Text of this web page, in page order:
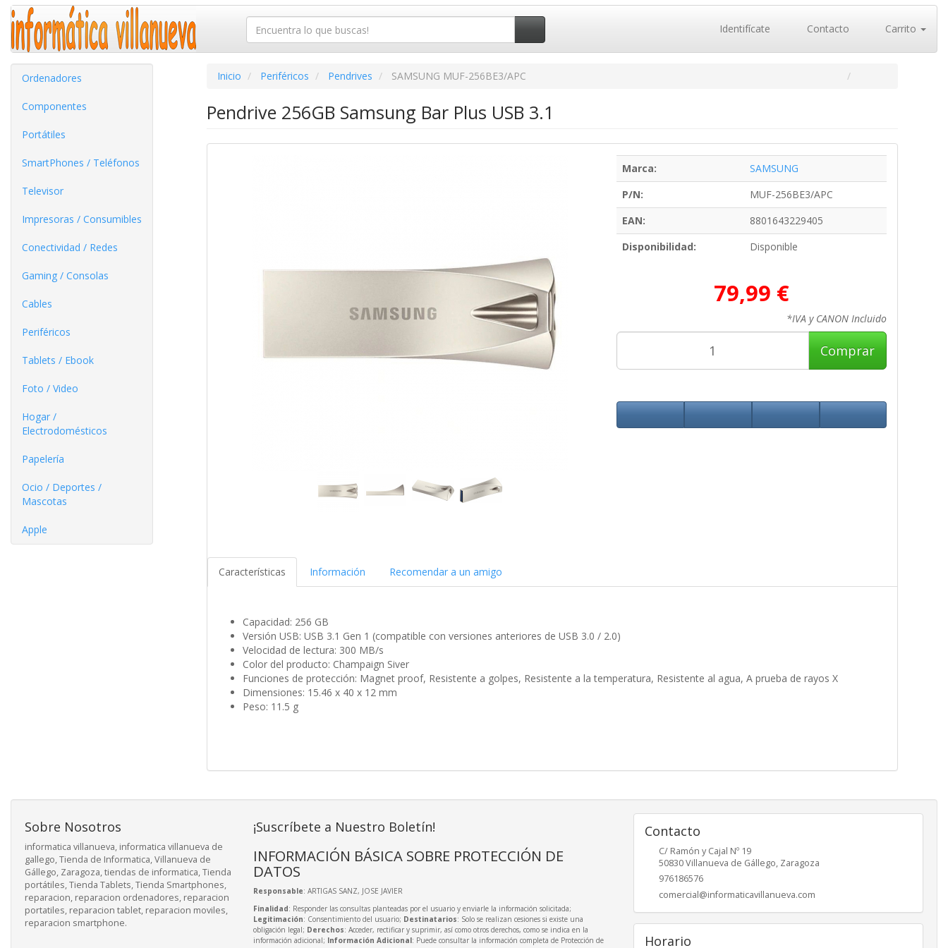
Identifícate Contacto Carrito
Ordenadores
Componentes
Portátiles
SmartPhones / Teléfonos
Televisor
Impresoras / Consumibles
Conectividad / Redes
Gaming / Consolas
Cables
Periféricos
Tablets / Ebook
Foto / Video
Hogar /
Electrodomésticos
Papelería
Ocio / Deportes /
Mascotas
Apple
Inicio Periféricos Pendrives SAMSUNG MUF-256BE3/APC
Pendrive 256GB Samsung Bar Plus USB 3.1
Marca:
SAMSUNG
P/N:
MUF-256BE3/APC
EAN:
8801643229405
Disponibilidad:
Disponible
79,99 €
*IVA y CANON Incluido
Comprar
Características Información Recomendar a un amigo
Capacidad: 256 GB
Versión USB: USB 3.1 Gen 1 (compatible con versiones anteriores de USB 3.0 / 2.0)
Velocidad de lectura: 300 MB/s
Color del producto: Champaign Siver
Funciones de protección: Magnet proof, Resistente a golpes, Resistente a la temperatura, Resistente al agua, A prueba de rayos X
Dimensiones: 15.46 x 40 x 12 mm
Peso: 11.5 g
Sobre Nosotros
informatica villanueva, informatica villanueva de
gallego, Tienda de Informatica, Villanueva de
Gállego, Zaragoza, tiendas de informatica, Tienda
portátiles, Tienda Tablets, Tienda Smartphones,
reparacion, reparacion ordenadores, reparacion
portatiles, reparacion tablet, reparacion moviles,
reparacion smartphone.
¡Suscríbete a Nuestro Boletín!
INFORMACIÓN BÁSICA SOBRE PROTECCIÓN DE
DATOS
Responsable: ARTIGAS SANZ, JOSE JAVIER
Finalidad: Responder las consultas planteadas por el usuario y enviarle la información solicitada;
Legitimación: Consentimiento del usuario; Destinatarios: Solo se realizan cesiones si existe una
obligación legal; Derechos: Acceder, rectificar y suprimir, así como otros derechos, como se indica en la
información adicional; Información Adicional: Puede consultar la información completa de Protección de
Contacto
C/ Ramón y Cajal Nº 19
50830Villanueva de Gállego, Zaragoza
976186576
comercial@informaticavillanueva.com
Horario